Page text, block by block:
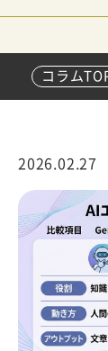
コラム
2026.02.27